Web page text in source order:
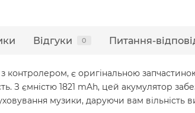
Відгуки 0 Питання-
контролером, є оригінальною
З ємністю 1821 mAh, цей акумулятор
музики, даруючи вам вільність